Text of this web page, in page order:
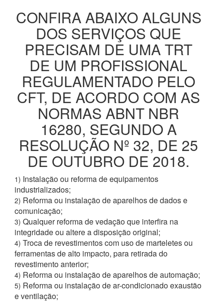
CONFIRA ABAIXO ALGUNS
DOS SERVIÇOS QUE
PRECISAM DE UMA TRT
DE UM PROFISSIONAL
REGULAMENTADO PELO
CFT, DE ACORDO COM AS
NORMAS ABNT NBR
16280, SEGUNDO A
RESOLUÇÃO Nº 32, DE 25
DE OUTUBRO DE 2018.
1) Instalação ou reforma de equipamentos
industrializados;
2) Reforma ou instalação de aparelhos de dados e
comunicação;
3) Qualquer reforma de vedação que interfira na
integridade ou altere a disposição original;
4) Troca de revestimentos com uso de marteletes ou
ferramentas de alto impacto, para retirada do
revestimento anterior;
4) Reforma ou instalação de aparelhos de automação;
5) Reforma ou instalação de ar-condicionado exaustão
e ventilação;